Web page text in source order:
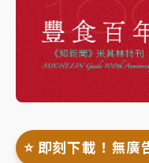
⭐️ 即刻下載！無